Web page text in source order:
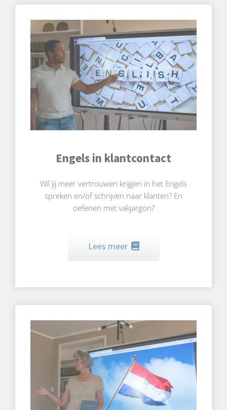
Engels in klantcontact
Wil jij meer vertrouwen krijgen in het Engels
spreken en/of schrijven naar klanten? En
oefenen met vakjargon?
Lees meer